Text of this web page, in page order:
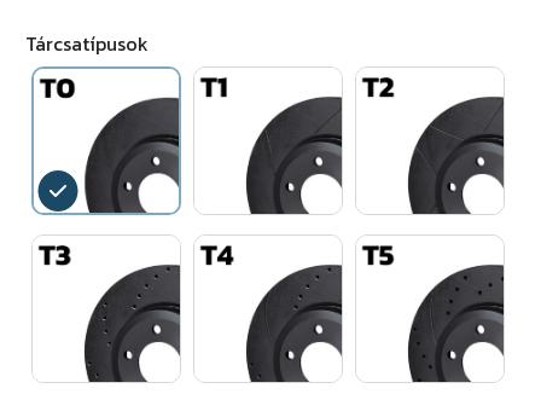
Tárcsatípusok